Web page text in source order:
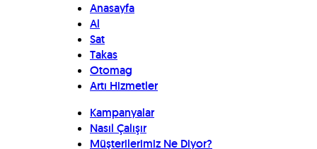
Anasayfa
Al
Sat
Takas
Otomag
Artı Hizmetler
Kampanyalar
Nasıl Çalışır
Müşterilerimiz Ne Diyor?